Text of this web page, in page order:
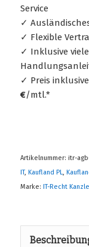
Service
✓
✓ Flexible
✓ Inklusive
✓ Preis
€/mtl.*
Artikelnummer: itr-
IT, Kaufland PL,
Marke: IT-Recht